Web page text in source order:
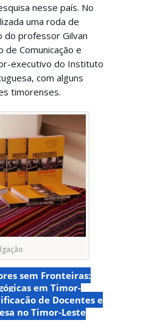
nesse país. No
uma roda de
do professor Gilvan
de Comunicação e
executivo do Instituto
com alguns
timorenses.
sem Fronteiras:
em Timor-
de Docentes e
no Timor-Leste